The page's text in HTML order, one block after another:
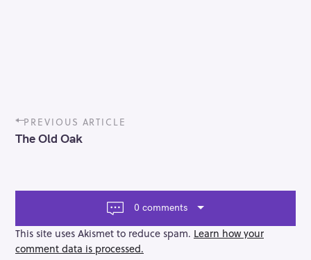
P
o
s
a
g
a
t
PREVIOUS ARTICLE
The Old Oak
0 comments
This site uses Akismet to reduce spam. Learn how your
comment data is processed.